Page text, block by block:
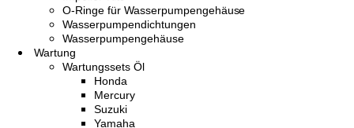
O-Ringe für Wasserpumpengehäuse
Wasserpumpendichtungen
Wasserpumpengehäuse
Wartung
Wartungssets Öl
Honda
Mercury
Suzuki
Yamaha